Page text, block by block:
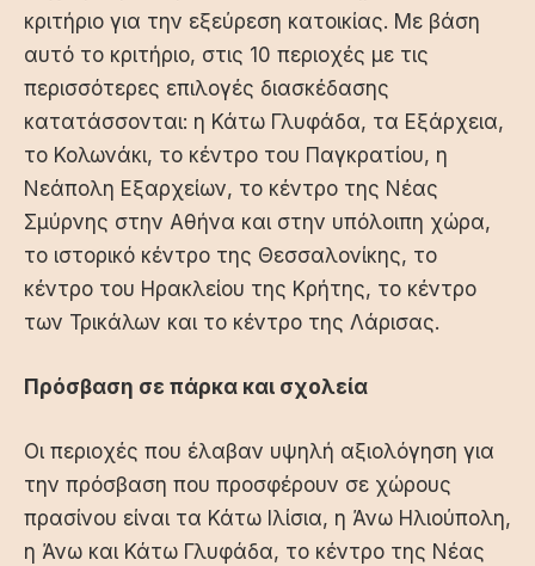
κριτήριο για την εξεύρεση κατοικίας. Με βάση
αυτό το κριτήριο, στις 10 περιοχές με τις
περισσότερες επιλογές διασκέδασης
κατατάσσονται: η Κάτω Γλυφάδα, τα Εξάρχεια,
το Κολωνάκι, το κέντρο του Παγκρατίου, η
Νεάπολη Εξαρχείων, το κέντρο της Νέας
Σμύρνης στην Αθήνα και στην υπόλοιπη χώρα,
το ιστορικό κέντρο της Θεσσαλονίκης, το
κέντρο του Ηρακλείου της Κρήτης, το κέντρο
των Τρικάλων και το κέντρο της Λάρισας.
Πρόσβαση σε πάρκα και σχολεία
Οι περιοχές που έλαβαν υψηλή αξιολόγηση για
την πρόσβαση που προσφέρουν σε χώρους
πρασίνου είναι τα Κάτω Ιλίσια, η Άνω Ηλιούπολη,
η Άνω και Κάτω Γλυφάδα, το κέντρο της Νέας